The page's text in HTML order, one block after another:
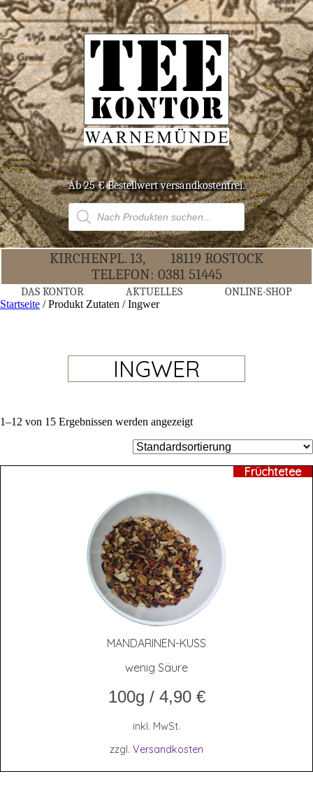
Ab 25 € Bestell­wert versandkostenfrei.
Products
search
KIR­CHEN­PL. 13,
18119 ROS­TOCK
TELE­FON: 0381 51445
DAS KON­TOR AKTU­EL­LES ONLINE-SHOP
Startseite / Produkt Zutaten / Ingwer
INGWER
1–12 von 15 Ergebnissen werden angezeigt
Früchtetee
MAN­DA­RI­NEN-KUSS
wenig Säure
100g / 4,90 €
inkl. MwSt.
zzgl. Versandkosten